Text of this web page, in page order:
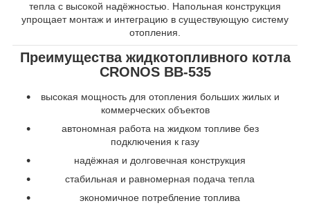
тепла с высокой надёжностью. Напольная конструкция
упрощает монтаж и интеграцию в существующую систему
отопления.
Преимущества жидкотопливного котла
CRONOS BB-535
высокая мощность для отопления больших жилых и
коммерческих объектов
автономная работа на жидком топливе без
подключения к газу
надёжная и долговечная конструкция
стабильная и равномерная подача тепла
экономичное потребление топлива